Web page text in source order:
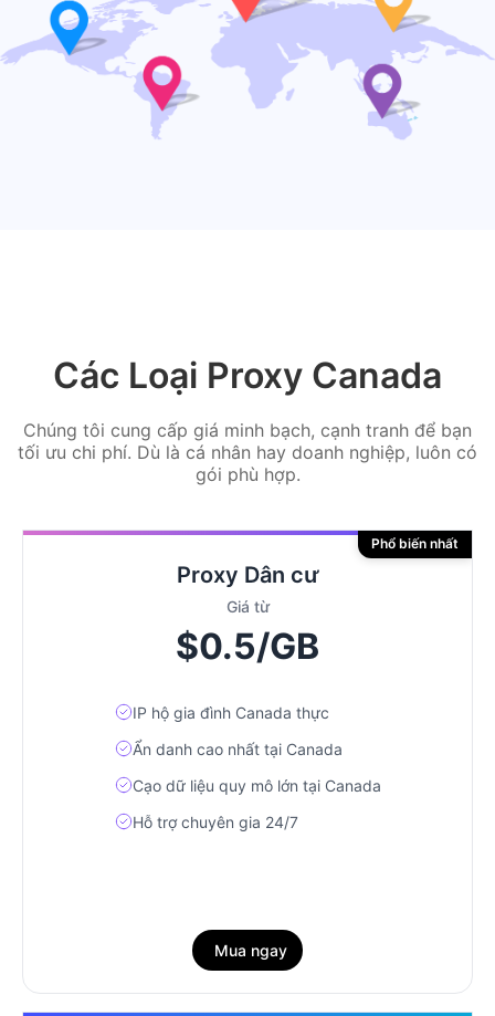
Các Loại Proxy Canada
Chúng tôi cung cấp giá minh bạch, cạnh tranh để bạn
tối ưu chi phí. Dù là cá nhân hay doanh nghiệp, luôn có
gói phù hợp.
Proxy Dân cư
Giá từ
$0.5/GB
IP hộ gia đình Canada thực
Ẩn danh cao nhất tại Canada
Cạo dữ liệu quy mô lớn tại Canada
Hỗ trợ chuyên gia 24/7
Phổ biến nhất
Mua ngay